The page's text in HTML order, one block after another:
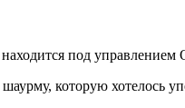
под
которую хотелось